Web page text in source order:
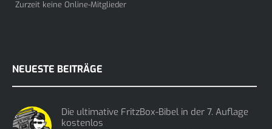
Zurzeit keine Online-Mitglieder
NEUESTE BEITRÄGE
Die ultimative FritzBox-Bibel in der 7. Auflage
kostenlos